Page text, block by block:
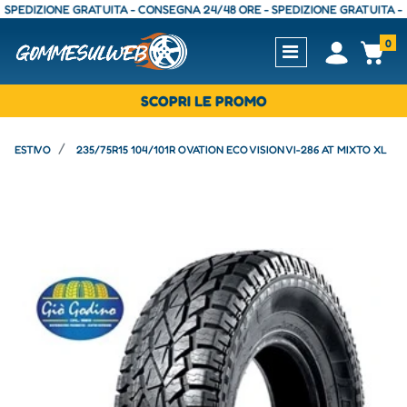
GRATUITA - CONSEGNA 24/48 ORE - SPEDIZIONE GRATUITA -
Open0
SCOPRI LE PROMO
ESTIVO 235/75R15 104/101R OVATION ECO VISION VI-286 AT MIXTO XL